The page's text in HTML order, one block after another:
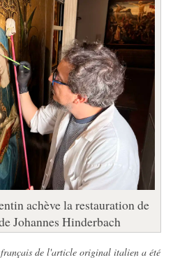
achève la restauration de
Johannes Hinderbach
de l'article original italien a été